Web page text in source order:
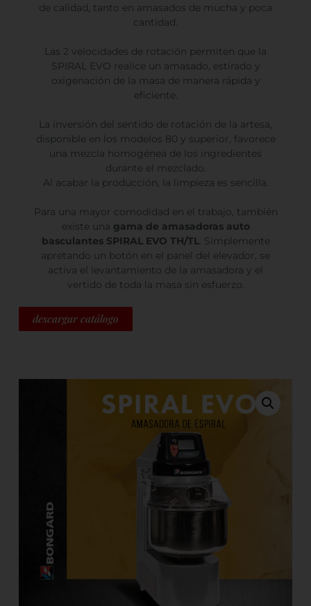
de calidad, tanto en amasados de mucha y poca
cantidad.
Las 2 velocidades de rotación permiten que la
SPIRAL EVO realice un amasado, estirado y
oxigenación de la masa de manera rápida y
eficiente.
La inversión del sentido de rotación de la artesa,
disponible en los modelos 80 y superior, favorece
una mezcla homogénea de los ingredientes
durante el mezclado.
Al acabar la producción, la limpieza es sencilla.
Para una mayor comodidad en el trabajo, también
existe una gama de amasadoras auto
basculantes SPIRAL EVO TH/TL. Simplemente
apretando un botón en el panel del elevador, se
activa el levantamiento de la amasadora y el
vertido de toda la masa sin esfuerzo.
descargar catálogo